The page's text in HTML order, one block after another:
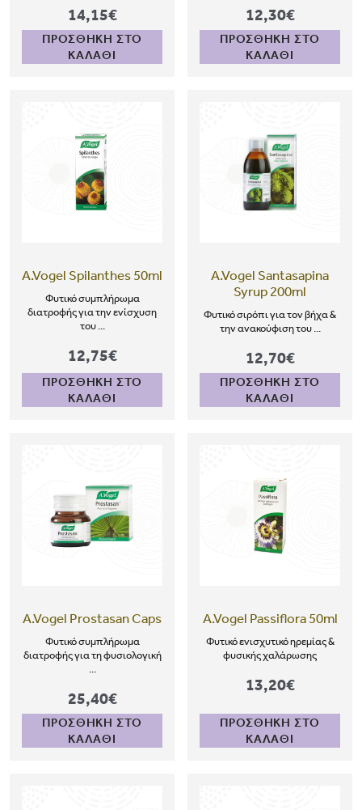
14,15€
ΠΡΟΣΘΗΚΗ ΣΤΟ
ΚΑΛΑΘΙ
12,30€
ΠΡΟΣΘΗΚΗ ΣΤΟ
ΚΑΛΑΘΙ
A.Vogel Spilanthes 50ml
Φυτικό συμπλήρωμα
διατροφής για την ενίσχυση
του ...
12,75€
ΠΡΟΣΘΗΚΗ ΣΤΟ
ΚΑΛΑΘΙ
A.Vogel Santasapina
Syrup 200ml
Φυτικό σιρόπι για τον βήχα &
την ανακούφιση του ...
12,70€
ΠΡΟΣΘΗΚΗ ΣΤΟ
ΚΑΛΑΘΙ
A.Vogel Prostasan Caps
Φυτικό συμπλήρωμα
διατροφής για τη φυσιολογική
...
25,40€
ΠΡΟΣΘΗΚΗ ΣΤΟ
ΚΑΛΑΘΙ
A.Vogel Passiflora 50ml
Φυτικό ενισχυτικό ηρεμίας &
φυσικής χαλάρωσης
13,20€
ΠΡΟΣΘΗΚΗ ΣΤΟ
ΚΑΛΑΘΙ